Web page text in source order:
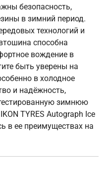
безопасность,
в зимний период.
технологий и
способна
вождение в
быть уверены на
в холодное
и надёжность,
зимнюю
TYRES Autograph Ice
в ее преимуществах на